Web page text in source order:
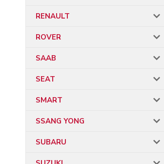
RENAULT
ROVER
SAAB
SEAT
SMART
SSANG YONG
SUBARU